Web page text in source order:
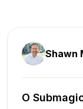
Shawn
O